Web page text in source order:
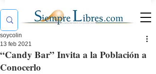
“Candy Bar” Invita a la Población a
Conocerlo
soycolin
13 feb 2021